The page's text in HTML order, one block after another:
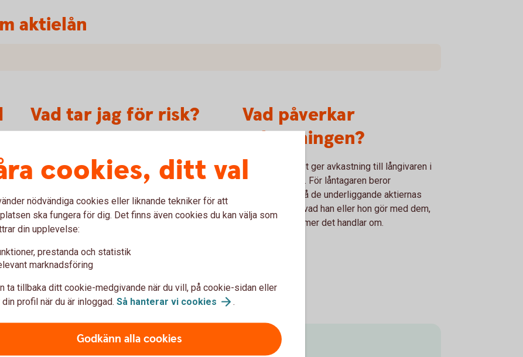
aktielån
Vad tar jag för risk?
risker och kräver ofta särskilda kunskaper. Vi
rekommenderar därför att du sätter dig in i
bestämmelser och överenskommelser - på
avräkningsnotor eller i andra bekräftelser – som
gäller mellan dig och aktuella bolaget. Det är
också viktigt att förstå att om du tar ett
av de lånade värdepapperen - så kallad
blankning - så innebär det stora risker. I värsta
fall kan det innebär att du blir skuldsatt.
Vad påverkar
avkastningen?
Själva aktielånet ger avkastning till långivaren i
form av premie. För låntagaren beror
avkastningen på de underliggande aktiernas
utveckling och vad han eller hon gör med dem,
samt vilka volymer det handlar om.
aktielån Aktielån
cookies, ditt val
nödvändiga cookies eller liknande tekniker för att
ska fungera för dig. Det finns även cookies du kan välja som
din upplevelse:
prestanda och statistik
marknadsföring
ta tillbaka ditt cookie-medgivande när du vill, på cookie-sidan eller
din profil när du är inloggad. Så hanterar vi cookies .
Godkänn alla cookies